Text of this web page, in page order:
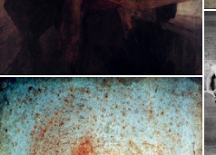
Rembrandt van Rijn
Granger Collection